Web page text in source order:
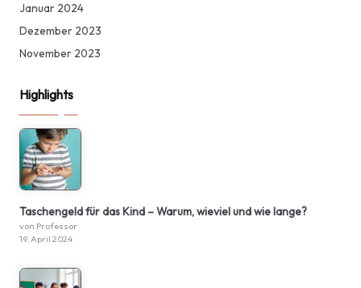
Januar 2024
Dezember 2023
November 2023
Highlights
Taschengeld für das Kind – Warum, wieviel und wie lange?
von Professor
19. April 2024